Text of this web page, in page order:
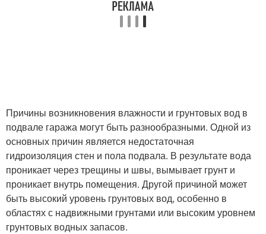
Причины возникновения влажности и грунтовых вод в
подвале гаража могут быть разнообразными. Одной из
основных причин является недостаточная
гидроизоляция стен и пола подвала. В результате вода
проникает через трещины и швы, вымывает грунт и
проникает внутрь помещения. Другой причиной может
быть высокий уровень грунтовых вод, особенно в
областях с надвижными грунтами или высоким уровнем
грунтовых водных запасов.